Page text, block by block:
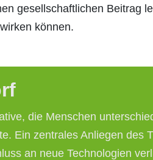
gesellschaftlichen Beitrag
können.
die Menschen
Ein zentrales Anliegen des
an neue Technologien